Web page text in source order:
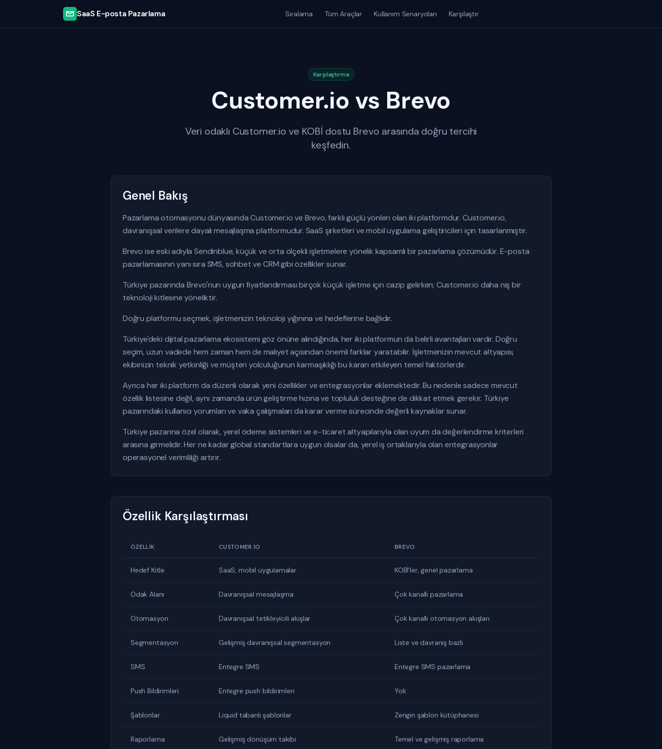
SaaS E-posta Pazarlama Sıralama Tüm Araçlar Kullanım Senaryoları Karşılaştır
Karşılaştırma
Customer.io vs Brevo
Veri odaklı Customer.io ve KOBİ dostu Brevo arasında doğru tercihi
keşfedin.
Genel Bakış
Pazarlama otomasyonu dünyasında Customer.io ve Brevo, farklı güçlü yönleri olan iki platformdur. Customer.io,
davranışsal verilere dayalı mesajlaşma platformudur. SaaS şirketleri ve mobil uygulama geliştiricileri için tasarlanmıştır.
Brevo ise eski adıyla Sendinblue, küçük ve orta ölçekli işletmelere yönelik kapsamlı bir pazarlama çözümüdür. E-posta
pazarlamasının yanı sıra SMS, sohbet ve CRM gibi özellikler sunar.
Türkiye pazarında Brevo'nun uygun fiyatlandırması birçok küçük işletme için cazip gelirken; Customer.io daha niş bir
teknoloji kitlesine yöneliktir.
Doğru platformu seçmek, işletmenizin teknoloji yığınına ve hedeflerine bağlıdır.
Türkiye'deki dijital pazarlama ekosistemi göz önüne alındığında, her iki platformun da belirli avantajları vardır. Doğru
seçim, uzun vadede hem zaman hem de maliyet açısından önemli farklar yaratabilir. İşletmenizin mevcut altyapısı,
ekibinizin teknik yetkinliği ve müşteri yolculuğunun karmaşıklığı bu kararı etkileyen temel faktörlerdir.
Ayrıca her iki platform da düzenli olarak yeni özellikler ve entegrasyonlar eklemektedir. Bu nedenle sadece mevcut
özellik listesine değil, aynı zamanda ürün geliştirme hızına ve topluluk desteğine de dikkat etmek gerekir. Türkiye
pazarındaki kullanıcı yorumları ve vaka çalışmaları da karar verme sürecinde değerli kaynaklar sunar.
Türkiye pazarına özel olarak, yerel ödeme sistemleri ve e-ticaret altyapılarıyla olan uyum da değerlendirme kriterleri
arasına girmelidir. Her ne kadar global standartlara uygun olsalar da, yerel iş ortaklarıyla olan entegrasyonlar
operasyonel verimliliği artırır.
Özellik Karşılaştırması
ÖZELLIK CUSTOMER.IO BREVO
Hedef Kitle SaaS, mobil uygulamalar KOBİ'ler, genel pazarlama
Odak Alanı Davranışsal mesajlaşma Çok kanallı pazarlama
Otomasyon Davranışsal tetikleyicili akışlar Çok kanallı otomasyon akışları
Segmentasyon Gelişmiş davranışsal segmentasyon Liste ve davranış bazlı
SMS Entegre SMS Entegre SMS pazarlama
Push Bildirimleri Entegre push bildirimleri Yok
Şablonlar Liquid tabanlı şablonlar Zengin şablon kütüphanesi
Raporlama Gelişmiş dönüşüm takibi Temel ve gelişmiş raporlama